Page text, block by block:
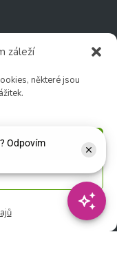
záleží
některé jsou